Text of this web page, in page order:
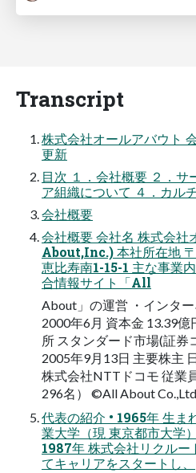
Transcript
株式会社オールアバウト
更新
目次 １．会社概要 ２．サ
ア組織について ４．カル
会社概要
会社概要 会社名 株式会
About,Inc.) 本社所在地
恵比寿南1-15-1 主な事業
合情報サイト「All
About」の運営 ・インタ
2000年6月 資本金 13.39億
所 スタンダード市場(証券
2005年9月13日 主要株主
株式会社NTTドコモ 従業
296名） ©All About
代表の紹介 • 1965年 生ま
業大学（現 東京都市大学
1987年 株式会社リクルー
てキャリアをスタートし、